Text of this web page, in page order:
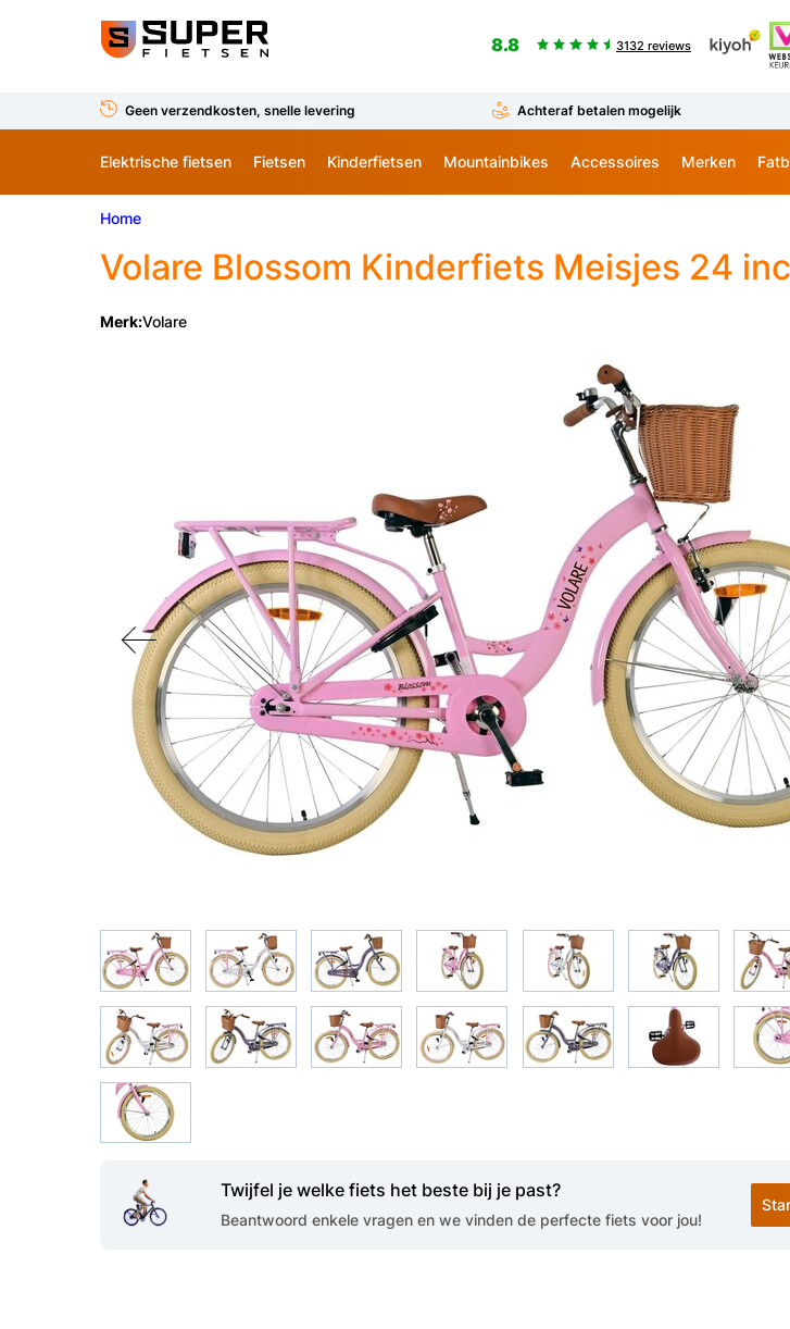
8.8 3132 reviews
Geen verzendkosten, snelle levering Achteraf betalen mogelijk
Elektrische fietsen Fietsen Kinderfietsen Mountainbikes Accessoires Merken
Home
Volare Blossom Kinderfiets Meisjes 24
Merk:Volare
Twijfel je welke fiets het beste bij je past?
Beantwoord enkele vragen en we vinden de perfecte fiets voor jou!